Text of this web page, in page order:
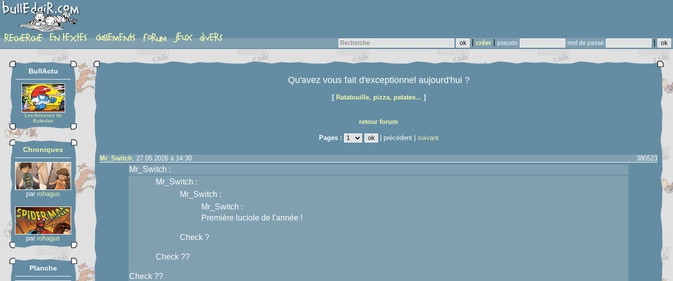
créer pseudo mot de passe
sujet
BullActu
Les Annexes de
Bulledair
Chroniques
par rohagus
par rohagus
Planche
Qu'avez vous fait d'exceptionnel aujourd'hui ?
[ Ratatouille, pizza, patates... ]
retour forum
Pages : | précédent | suivant
Mr_Switch, 27.05.2026 à 14:30 380523
Mr_Switch :
Mr_Switch :
Mr_Switch :
Mr_Switch :
Première luciole de l'année !
Check ?
Check ??
Check ??